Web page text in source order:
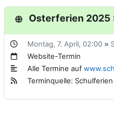
Osterferien 2025
Montag, 7. April, 02:00 »
Website-Termin
Alle Termine auf
Terminquelle: